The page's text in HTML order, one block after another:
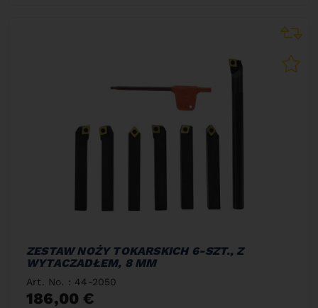
ZESTAW NOŻY TOKARSKICH 6-SZT., Z
WYTACZADŁEM, 8 MM
Art. No. : 44-2050
186,00 €